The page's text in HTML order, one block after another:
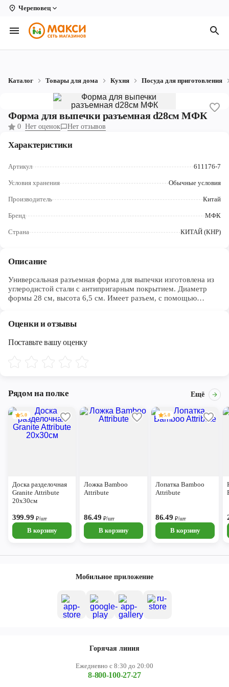
Череповец
Вологда
Архангельск
Коряжма
Котлас
Новодвинск
Северодвинск
Череповец
Каталог Товары для дома Кухня Посуда для приготовления
Форма для выпечки разъемная d28cм МФК
0 Нет оценок Нет отзывов
Характеристики
Артикул 611176-7
Условия хранения Обычные условия
Производитель Китай
Бренд МФК
Страна КИТАЙ (КНР)
Описание
Универсальная разъемная форма для выпечки изготовлена из
углеродистой стали с антипригарным покрытием. Диаметр
формы 28 см, высота 6,5 см. Имеет разъем, с помощью
проложить дно формы пекарской бумагой, смазанной
шкафу. Можно использовать в посудомоечной машине. Не
Оценки и отзывы
Поставьте вашу оценку
Рядом на полке Ещё
5.0
Доска разделочная
Granite Attribute
20х30см
399.99 ₽/шт
В корзину
Ложка Bamboo
Attribute
86.49₽/шт
В корзину
5.0
Лопатка Bamboo
Attribute
86.49₽/шт
В корзину
Мобильное приложение
Горячая линия
Ежедневно с 8:30 до 20:00
8-800-100-27-27